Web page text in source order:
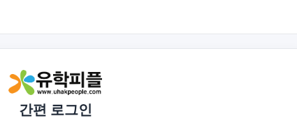
간편 로그인